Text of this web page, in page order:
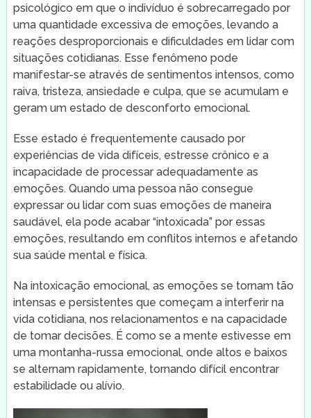
psicológico em que o indivíduo é sobrecarregado por
uma quantidade excessiva de emoções, levando a
reações desproporcionais e dificuldades em lidar com
situações cotidianas. Esse fenômeno pode
manifestar-se através de sentimentos intensos, como
raiva, tristeza, ansiedade e culpa, que se acumulam e
geram um estado de desconforto emocional.
Esse estado é frequentemente causado por
experiências de vida difíceis, estresse crônico e a
incapacidade de processar adequadamente as
emoções. Quando uma pessoa não consegue
expressar ou lidar com suas emoções de maneira
saudável, ela pode acabar “intoxicada” por essas
emoções, resultando em conflitos internos e afetando
sua saúde mental e física.
Na intoxicação emocional, as emoções se tornam tão
intensas e persistentes que começam a interferir na
vida cotidiana, nos relacionamentos e na capacidade
de tomar decisões. É como se a mente estivesse em
uma montanha-russa emocional, onde altos e baixos
se alternam rapidamente, tornando difícil encontrar
estabilidade ou alívio.